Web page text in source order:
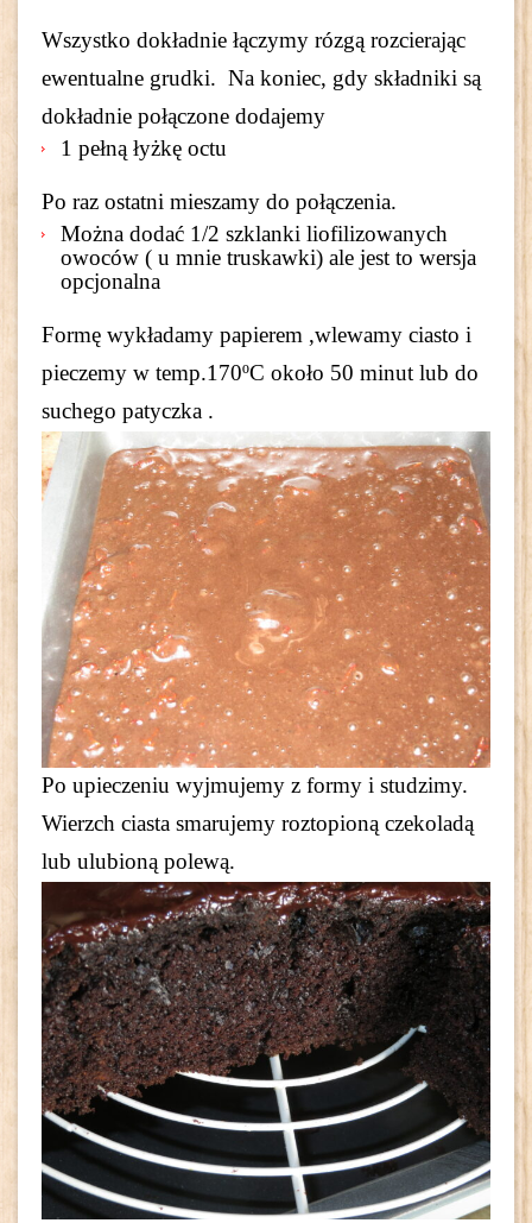
Wszystko dokładnie łączymy rózgą rozcierając
ewentualne grudki. Na koniec, gdy składniki są
dokładnie połączone dodajemy
1 pełną łyżkę octu
Po raz ostatni mieszamy do połączenia.
Można dodać 1/2 szklanki liofilizowanych
owoców ( u mnie truskawki) ale jest to wersja
opcjonalna
Formę wykładamy papierem ,wlewamy ciasto i
pieczemy w temp.170ºC około 50 minut lub do
suchego patyczka .
Po upieczeniu wyjmujemy z formy i studzimy.
Wierzch ciasta smarujemy roztopioną czekoladą
lub ulubioną polewą.